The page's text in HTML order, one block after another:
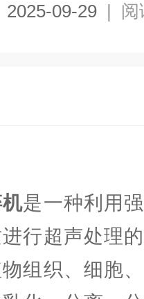
2025-09-29 | 阅
是一种利用
行超声处理
组织、细胞